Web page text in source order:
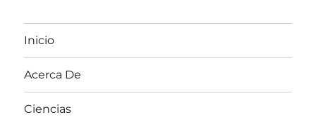
Inicio
Acerca De
Ciencias